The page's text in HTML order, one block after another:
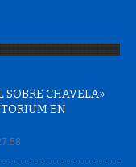
SOBRE CHAVELA»
EN